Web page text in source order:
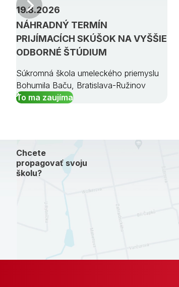
NÁHRADNÝ TERMÍN
PRIJÍMACÍCH SKÚŠOK NA VYŠŠIE
ODBORNÉ ŠTÚDIUM
19.8.2026
Súkromná škola umeleckého priemyslu
Bohumila Baču, Bratislava-Ružinov
To ma zaujíma
Predchádzajúci
Chcete
propagovať svoju
školu?